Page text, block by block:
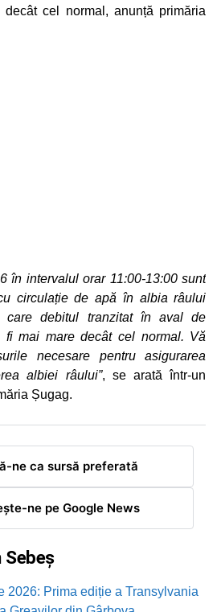
cel normal, anunță primăria
în intervalul orar 11:00-13:00 sunt
circulație de apă în albia râului
care debitul tranzitat în aval de
fi mai mare decât cel normal. Vă
necesare pentru asigurarea
albiei râului”, se arată într-un
Șugag.
ne ca sursă preferată
ne pe Google News
Sebeș
2026: Prima ediție a Transylvania